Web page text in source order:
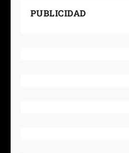
PUBLICIDAD